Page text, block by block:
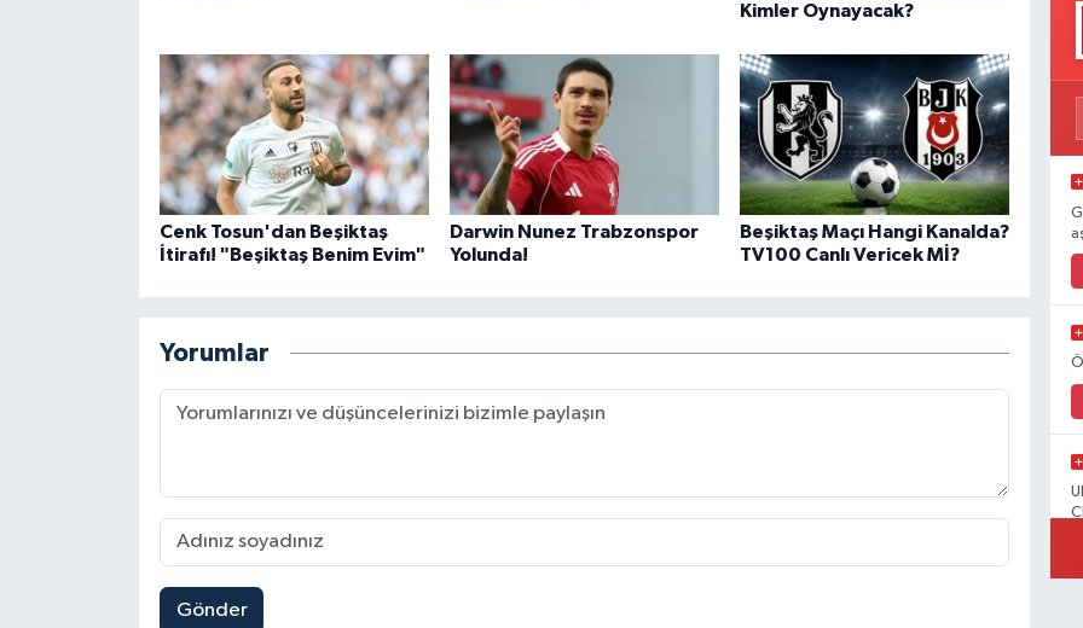
Kimler Oynayacak?
Cenk Tosun'dan Beşiktaş
İtirafı! "Beşiktaş Benim Evim"
Darwin Nunez Trabzonspor
Yolunda!
Beşiktaş Maçı Hangi Kanalda?
TV100 Canlı Vericek Mİ?
Yorumlar
Gönder